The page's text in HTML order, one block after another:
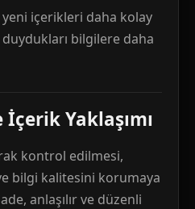
içerikleri daha kolay
bilgilere daha
Yaklaşımı
kontrol edilmesi,
bilgi kalitesini korumaya
anlaşılır ve düzenli